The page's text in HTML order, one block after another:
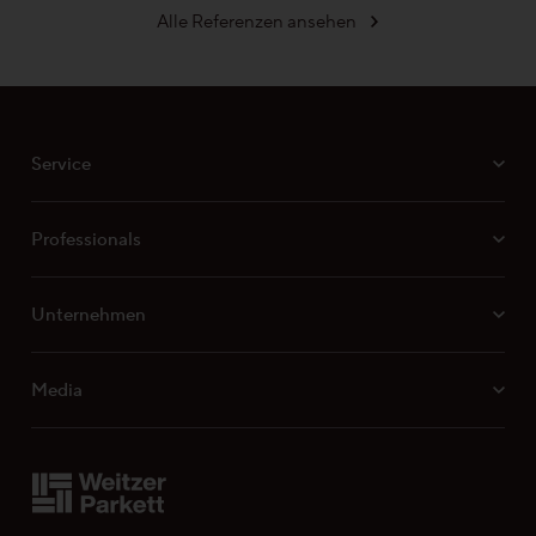
Stab-Optik
beliebtesten Kollektionen
Professionals
Alle Referenzen ansehen
Service
Professionals
Unternehmen
Media